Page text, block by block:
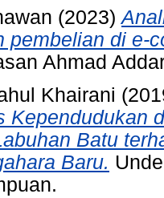
(2023)
pembelian di e-
Ahmad
Khairani
Kependudukan
Batu
Baru.